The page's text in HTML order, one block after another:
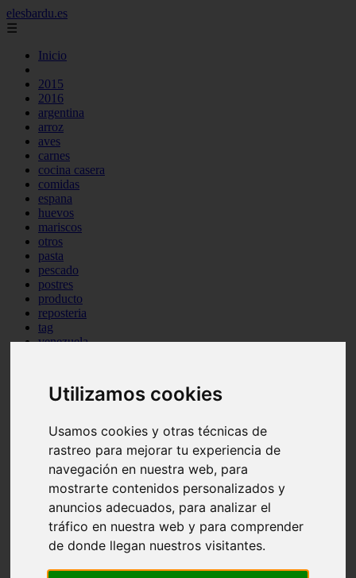
Utilizamos cookies
Usamos cookies y otras técnicas de
rastreo para mejorar tu experiencia de
navegación en nuestra web, para
mostrarte contenidos personalizados y
anuncios adecuados, para analizar el
tráfico en nuestra web y para comprender
de donde llegan nuestros visitantes.
elesbardu.es
☰
Inicio
2015
2016
argentina
arroz
aves
carnes
cocina casera
comidas
espana
huevos
mariscos
otros
pasta
pescado
postres
producto
reposteria
tag
venezuela
Madrid - pozuelo-de-alarcón
Teruel - sarrión
Illes-balears - inca
Málaga - torremolinos
Asturias - oviedo
Cádiz - el-puerto-de-santa-maría
Toledo - illescas
álava - vitoria-gasteiz
Málaga - marbella
Zaragoza - zaragoza
Barcelona - barcelona